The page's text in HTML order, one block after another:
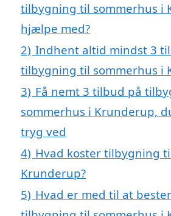
tilbygning til sommerhus i
hjælpe med?
2) Indhent altid mindst 3
tilbygning til sommerhus i
3) Få nemt 3 tilbud på
sommerhus i Krunderup,
tryg ved
4) Hvad koster tilbygning
Krunderup?
5) Hvad er med til at